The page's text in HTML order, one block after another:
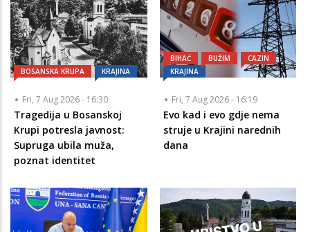
BOSANSKA KRUPA KRAJINA
Fri, 7 Aug 2026 - 16:30
Tragedija u Bosanskoj
Krupi potresla javnost:
Supruga ubila muža,
poznat identitet
BIHAĆ BUŽIM
CAZIN
KRAJINA
Fri, 7 Aug 2026 - 16:19
Evo kad i evo gdje nema
struje u Krajini narednih
dana